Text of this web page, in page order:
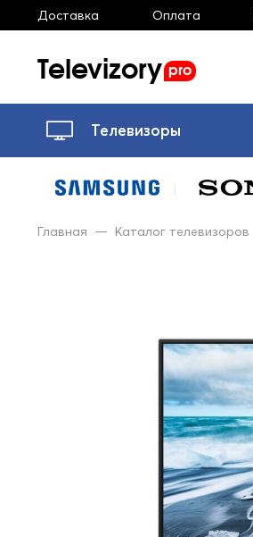
Доставка Оплата
Televizory pro
Телевизоры
Главная — Каталог телевизоров